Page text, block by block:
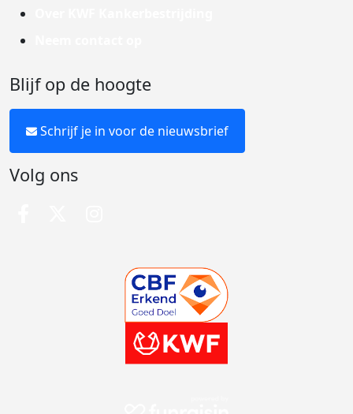
Blijf op de hoogte
Schrijf je in voor de nieuwsbrief
Volg ons